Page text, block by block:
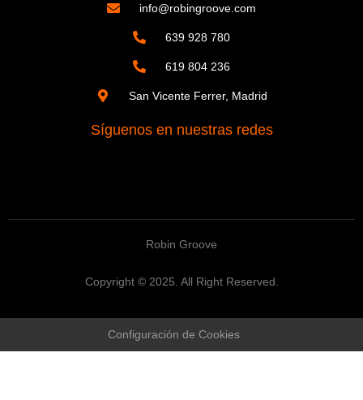
info@robingroove.com
639 928 780
619 804 236
San Vicente Ferrer, Madrid
Síguenos en nuestras redes
Robin Groove
Copyright © 2025. All Right Reserved.
Configuración de Cookies